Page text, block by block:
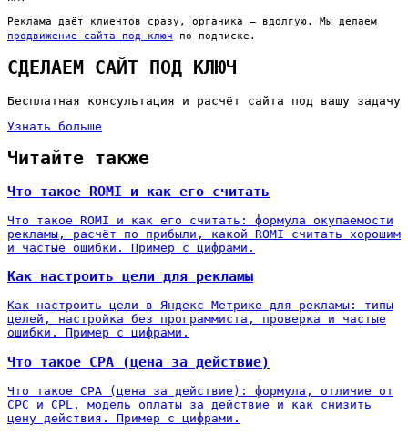
Реклама даёт клиентов сразу, органика — вдолгую. Мы делаем
продвижение сайта под ключ по подписке.
СДЕЛАЕМ САЙТ ПОД КЛЮЧ
Бесплатная консультация и расчёт сайта под вашу задачу
Узнать больше
Читайте также
Что такое ROMI и как его считать
Что такое ROMI и как его считать: формула окупаемости
рекламы, расчёт по прибыли, какой ROMI считать хорошим
и частые ошибки. Пример с цифрами.
Как настроить цели для рекламы
Как настроить цели в Яндекс Метрике для рекламы: типы
целей, настройка без программиста, проверка и частые
ошибки. Пример с цифрами.
Что такое CPA (цена за действие)
Что такое CPA (цена за действие): формула, отличие от
CPC и CPL, модель оплаты за действие и как снизить
цену действия. Пример с цифрами.